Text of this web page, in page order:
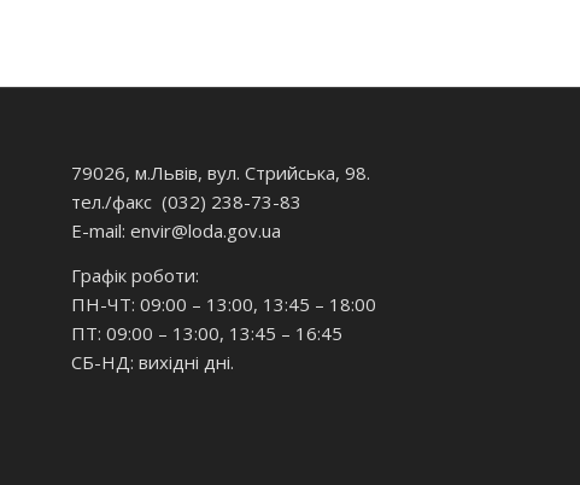
79026, м.Львів, вул. Стрийська, 98.
тел./факс (032) 238-73-83
E-mail: envir@loda.gov.ua
Графік роботи:
ПН-ЧТ: 09:00 – 13:00, 13:45 – 18:00
ПТ: 09:00 – 13:00, 13:45 – 16:45
СБ-НД: вихідні дні.